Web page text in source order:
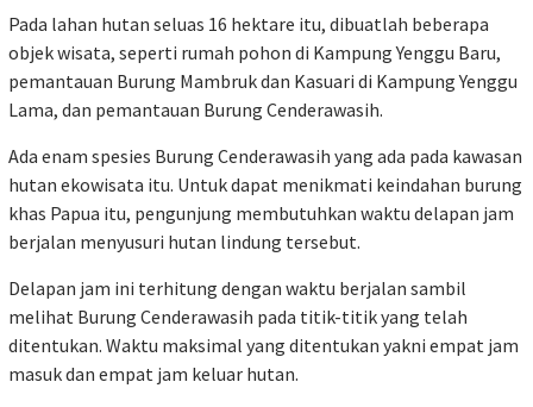
Pada lahan hutan seluas 16 hektare itu, dibuatlah beberapa
objek wisata, seperti rumah pohon di Kampung Yenggu Baru,
pemantauan Burung Mambruk dan Kasuari di Kampung Yenggu
Lama, dan pemantauan Burung Cenderawasih.
Ada enam spesies Burung Cenderawasih yang ada pada kawasan
hutan ekowisata itu. Untuk dapat menikmati keindahan burung
khas Papua itu, pengunjung membutuhkan waktu delapan jam
berjalan menyusuri hutan lindung tersebut.
Delapan jam ini terhitung dengan waktu berjalan sambil
melihat Burung Cenderawasih pada titik-titik yang telah
ditentukan. Waktu maksimal yang ditentukan yakni empat jam
masuk dan empat jam keluar hutan.